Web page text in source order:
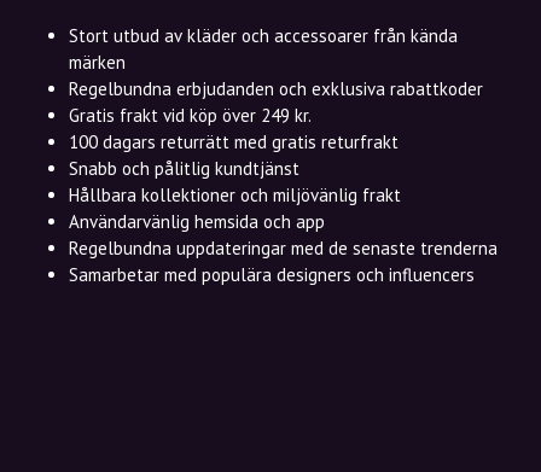
Stort utbud av kläder och accessoarer från kända
märken
Regelbundna erbjudanden och exklusiva rabattkoder
Gratis frakt vid köp över 249 kr.
100 dagars returrätt med gratis returfrakt
Snabb och pålitlig kundtjänst
Hållbara kollektioner och miljövänlig frakt
Användarvänlig hemsida och app
Regelbundna uppdateringar med de senaste trenderna
Samarbetar med populära designers och influencers